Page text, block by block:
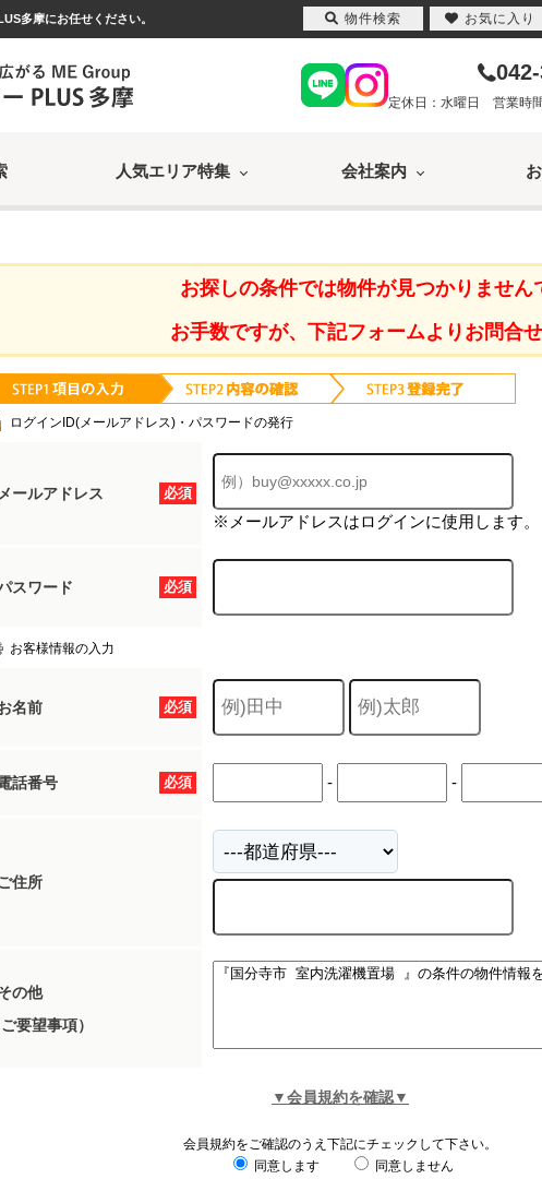
多摩にお任せください。
定休日：水曜日 営業時
人気エリア特集 会社案内
お探しの条件では物件が見つかりません
お手数ですが、下記フォームよりお問合せ
ログインID(メールアドレス)・パスワードの発行
必須
メールアドレス
※メールアドレスはログインに使用します。
必須
スワード
お客様情報の入力
必須
名前
必須
話番号 - -
住所
の他
ご要望事項）
▼会員規約を確認▼
会員規約をご確認のうえ下記にチェックして下さい。
同意します
同意しません
物件検索 お気に入り